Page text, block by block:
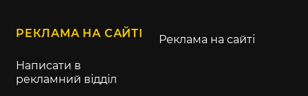
РЕКЛАМА НА САЙТІ
Написати в
рекламний відділ
Реклама на сайті